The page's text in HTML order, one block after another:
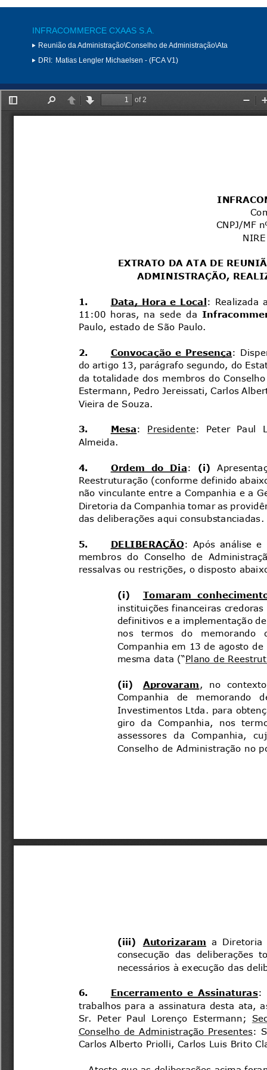
INFRACOMMERCE CXAAS S.A.
Reunião da Administração\Conselho de Administração\Ata
DRI: Matias Lengler Michaelsen - (FCA V1)